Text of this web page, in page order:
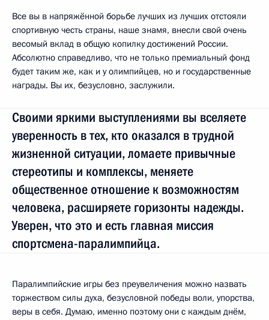
Все вы в напряжённой борьбе лучших из лучших отстояли
спортивную честь страны, наше знамя, внесли свой очень
весомый вклад в общую копилку достижений России.
Абсолютно справедливо, что не только премиальный фонд
будет таким же, как и у олимпийцев, но и государственные
награды. Вы их, безусловно, заслужили.
Своими яркими выступлениями вы вселяете
уверенность в тех, кто оказался в трудной
жизненной ситуации, ломаете привычные
стереотипы и комплексы, меняете
общественное отношение к возможностям
человека, расширяете горизонты надежды.
Уверен, что это и есть главная миссия
спортсмена-паралимпийца.
Паралимпийские игры без преувеличения можно назвать
торжеством силы духа, безусловной победы воли, упорства,
веры в себя. Думаю, именно поэтому они с каждым днём,